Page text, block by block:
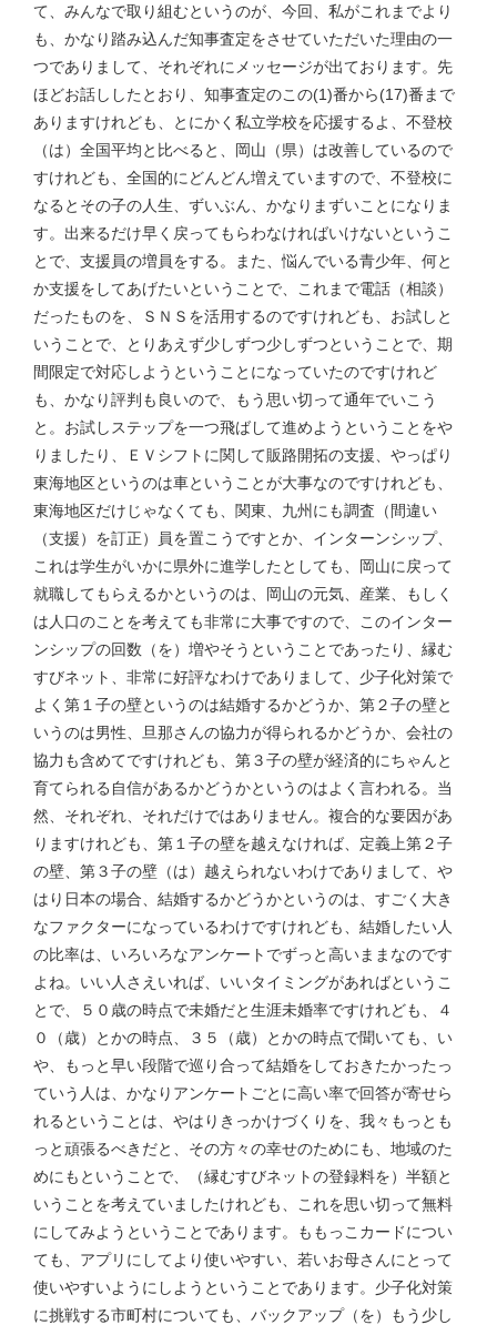
て、みんなで取り組むというのが、今回、私がこれまでより
も、かなり踏み込んだ知事査定をさせていただいた理由の一
つでありまして、それぞれにメッセージが出ております。先
ほどお話ししたとおり、知事査定のこの(1)番から(17)番まで
ありますけれども、とにかく私立学校を応援するよ、不登校
（は）全国平均と比べると、岡山（県）は改善しているので
すけれども、全国的にどんどん増えていますので、不登校に
なるとその子の人生、ずいぶん、かなりまずいことになりま
す。出来るだけ早く戻ってもらわなければいけないというこ
とで、支援員の増員をする。また、悩んでいる青少年、何と
か支援をしてあげたいということで、これまで電話（相談）
だったものを、ＳＮＳを活用するのですけれども、お試しと
いうことで、とりあえず少しずつ少しずつということで、期
間限定で対応しようということになっていたのですけれど
も、かなり評判も良いので、もう思い切って通年でいこう
と。お試しステップを一つ飛ばして進めようということをや
りましたり、ＥＶシフトに関して販路開拓の支援、やっぱり
東海地区というのは車ということが大事なのですけれども、
東海地区だけじゃなくても、関東、九州にも調査（間違い
（支援）を訂正）員を置こうですとか、インターンシップ、
これは学生がいかに県外に進学したとしても、岡山に戻って
就職してもらえるかというのは、岡山の元気、産業、もしく
は人口のことを考えても非常に大事ですので、このインター
ンシップの回数（を）増やそうということであったり、縁む
すびネット、非常に好評なわけでありまして、少子化対策で
よく第１子の壁というのは結婚するかどうか、第２子の壁と
いうのは男性、旦那さんの協力が得られるかどうか、会社の
協力も含めてですけれども、第３子の壁が経済的にちゃんと
育てられる自信があるかどうかというのはよく言われる。当
然、それぞれ、それだけではありません。複合的な要因があ
りますけれども、第１子の壁を越えなければ、定義上第２子
の壁、第３子の壁（は）越えられないわけでありまして、や
はり日本の場合、結婚するかどうかというのは、すごく大き
なファクターになっているわけですけれども、結婚したい人
の比率は、いろいろなアンケートでずっと高いままなのです
よね。いい人さえいれば、いいタイミングがあればというこ
とで、５０歳の時点で未婚だと生涯未婚率ですけれども、４
０（歳）とかの時点、３５（歳）とかの時点で聞いても、い
や、もっと早い段階で巡り合って結婚をしておきたかったっ
ていう人は、かなりアンケートごとに高い率で回答が寄せら
れるということは、やはりきっかけづくりを、我々もっとも
っと頑張るべきだと、その方々の幸せのためにも、地域のた
めにもということで、（縁むすびネットの登録料を）半額と
いうことを考えていましたけれども、これを思い切って無料
にしてみようということであります。ももっこカードについ
ても、アプリにしてより使いやすい、若いお母さんにとって
使いやすいようにしようということであります。少子化対策
に挑戦する市町村についても、バックアップ（を）もう少し